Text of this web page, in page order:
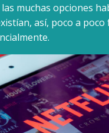
muchas opciones
así, poco a